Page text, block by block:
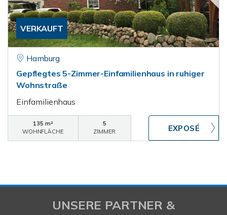
VERKAUFT
Hamburg
Gepflegtes 5-Zimmer-Einfamilienhaus in ruhiger
Wohnstraße
Einfamilienhaus
135 m²
WOHNFLÄCHE
5
ZIMMER
UNSERE PARTNER &